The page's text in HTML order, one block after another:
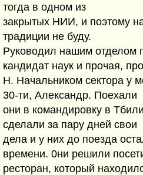
тогда в одном из
закрытых НИИ, и поэтому
традиции не буду.
Руководил нашим отделом
кандидат наук и прочая,
Н. Начальником сектора у
30-ти, Александр. Поехали
они в командировку в
сделали за пару дней свои
дела и у них до поезда
времени. 0ни решили
ресторан, который